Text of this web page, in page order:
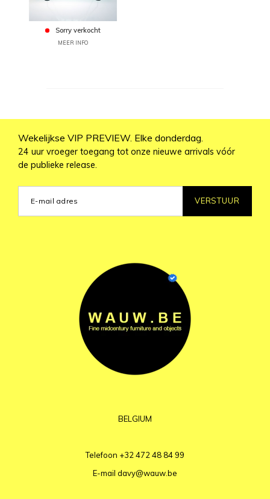
Sorry verkocht
MEER INFO
Wekelijkse VIP PREVIEW. Elke donderdag.
24 uur vroeger toegang tot onze nieuwe arrivals vóór
de publieke release.
VERSTUUR
BELGIUM
Telefoon +32 472 48 84 99
E-mail davy@wauw.be